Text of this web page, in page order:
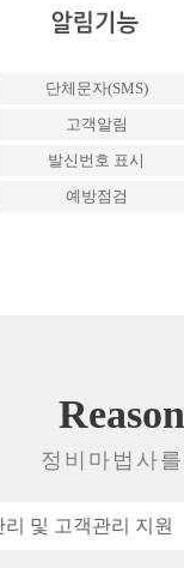
단체문자(SMS)
고객알림
발신번호 표시
예방점검
정비마법사
및 고객관리 지원